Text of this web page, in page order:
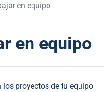
en equipo
en equipo
los proyectos de tu equipo